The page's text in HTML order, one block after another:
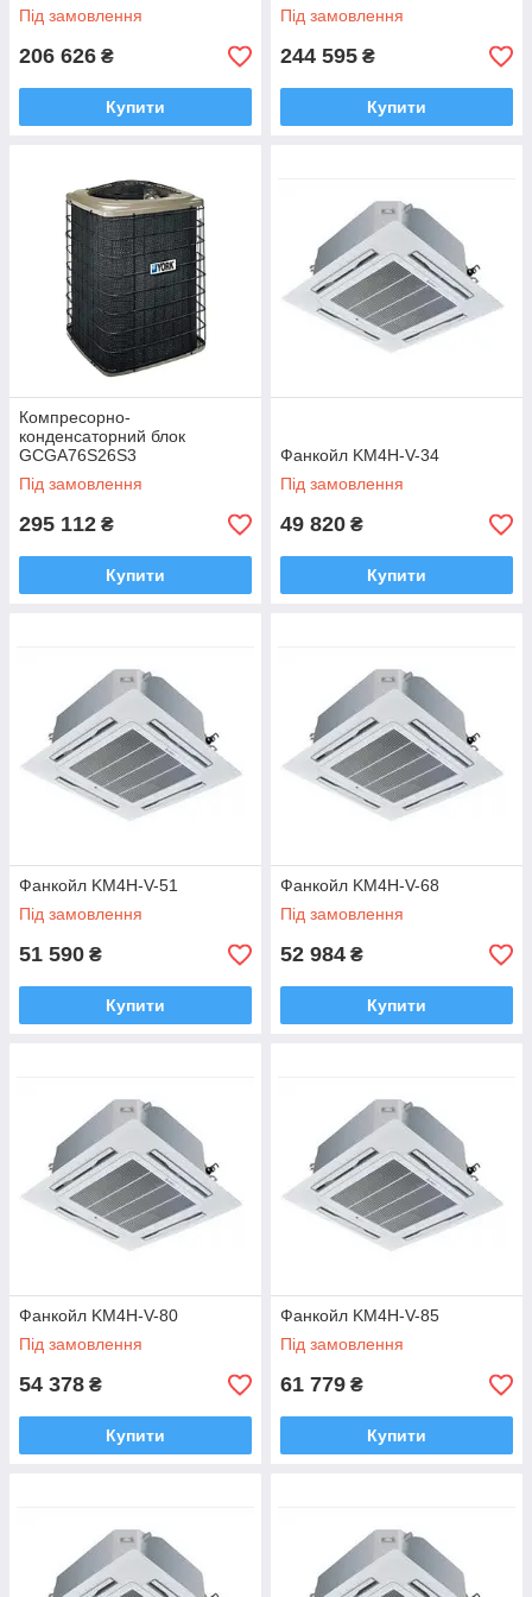
Під замовлення
206 626 ₴
Купити
Під замовлення
244 595 ₴
Купити
Компресорно-
конденсаторний блок
GCGA76S26S3
Під замовлення
295 112 ₴
Купити
Фанкойл KM4H-V-34
Під замовлення
49 820 ₴
Купити
Фанкойл KM4H-V-51
Під замовлення
51 590 ₴
Купити
Фанкойл KM4H-V-68
Під замовлення
52 984 ₴
Купити
Фанкойл KM4H-V-80
Під замовлення
54 378 ₴
Купити
Фанкойл KM4H-V-85
Під замовлення
61 779 ₴
Купити